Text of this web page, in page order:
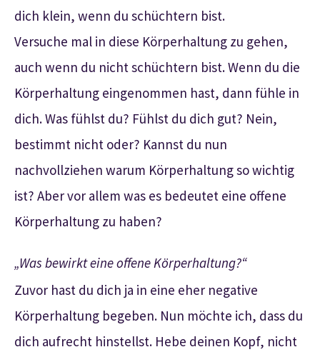
dich klein, wenn du schüchtern bist.
Versuche mal in diese Körperhaltung zu gehen,
auch wenn du nicht schüchtern bist. Wenn du die
Körperhaltung eingenommen hast, dann fühle in
dich. Was fühlst du? Fühlst du dich gut? Nein,
bestimmt nicht oder? Kannst du nun
nachvollziehen warum Körperhaltung so wichtig
ist? Aber vor allem was es bedeutet eine offene
Körperhaltung zu haben?
„Was bewirkt eine offene Körperhaltung?“
Zuvor hast du dich ja in eine eher negative
Körperhaltung begeben. Nun möchte ich, dass du
dich aufrecht hinstellst. Hebe deinen Kopf, nicht